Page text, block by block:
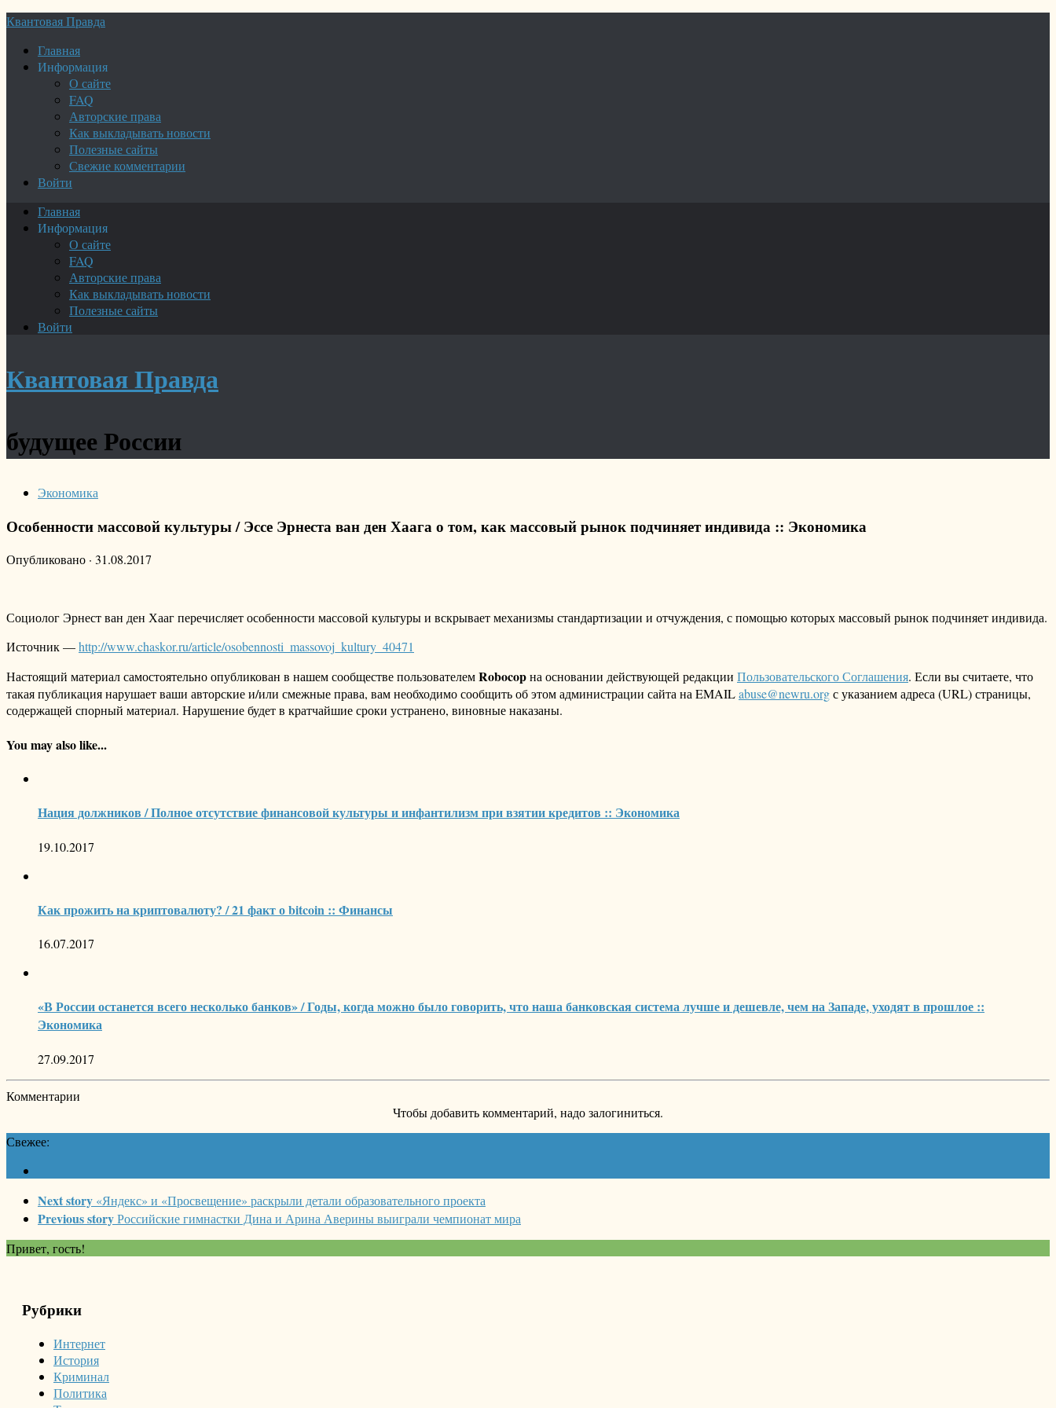
Квантовая Правда
Главная
Информация
О сайте
FAQ
Авторские права
Как выкладывать новости
Полезные сайты
Свежие комментарии
Войти
Главная
Информация
О сайте
FAQ
Авторские права
Как выкладывать новости
Полезные сайты
Войти
Квантовая Правда
будущее России
Экономика
Особенности массовой культуры / Эссе Эрнеста ван ден Хаага о том, как массовый рынок подчиняет индивида :: Экономика
Опубликовано · 31.08.2017
Социолог Эрнест ван ден Хааг перечисляет особенности массовой культуры и вскрывает механизмы стандартизации и отчуждения, с помощью которых массовый рынок подчиняет индивида.
Источник —http://www.chaskor.ru/article/osobennosti_massovoj_kultury_40471
Настоящий материал самостоятельно опубликован в нашем сообществе пользователемRobocopна основании действующей редакции Пользовательского Соглашения. Если вы считаете, что
такая публикация нарушает ваши авторские и/или смежные права, вам необходимо сообщить об этом администрации сайта на EMAILabuse@newru.orgс указанием адреса (URL) страницы,
содержащей спорный материал. Нарушение будет в кратчайшие сроки устранено, виновные наказаны.
You may also like...
Нация должников / Полное отсутствие финансовой культуры и инфантилизм при взятии кредитов :: Экономика
19.10.2017
Как прожить на криптовалюту? / 21 факт о bitcoin :: Финансы
16.07.2017
«В России останется всего несколько банков» / Годы, когда можно было говорить, что наша банковская система лучше и дешевле, чем на Западе, уходят в прошлое ::
Экономика
27.09.2017
Комментарии
Чтобы добавить комментарий, надо залогиниться.
Свежее:
Next story «Яндекс» и «Просвещение» раскрыли детали образовательного проекта
Previous storyРоссийские гимнастки Дина и Арина Аверины выиграли чемпионат мира
Привет, гость!
Рубрики
Интернет
История
Криминал
Политика